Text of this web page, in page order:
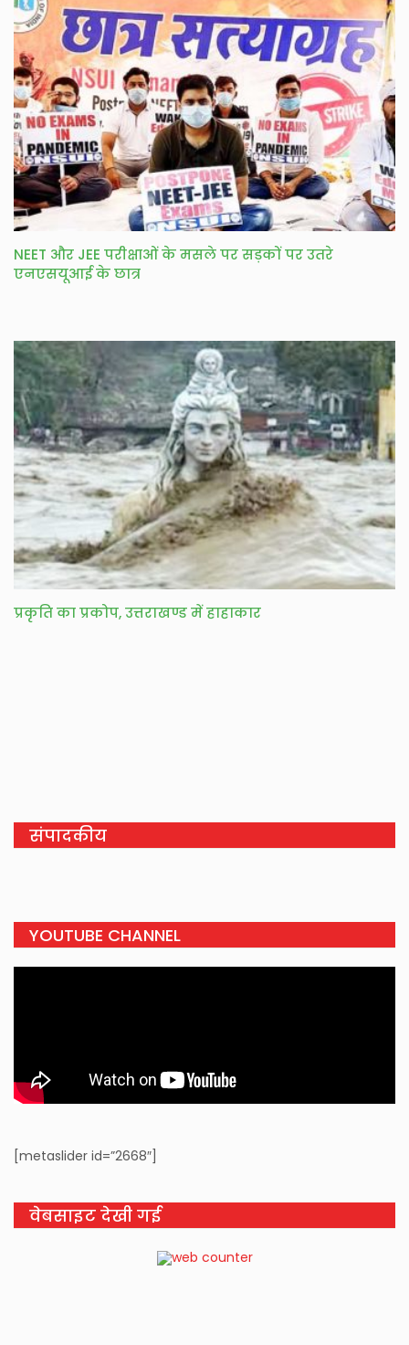
NEET और JEE परीक्षाओं के मसले पर सड़कों पर उतरे
एनएसयूआई के छात्र
प्रकृति का प्रकोप, उत्तराखण्ड में हाहाकार
संपादकीय
YOUTUBE CHANNEL
[metaslider id=”2668″]
वेबसाइट देखी गई